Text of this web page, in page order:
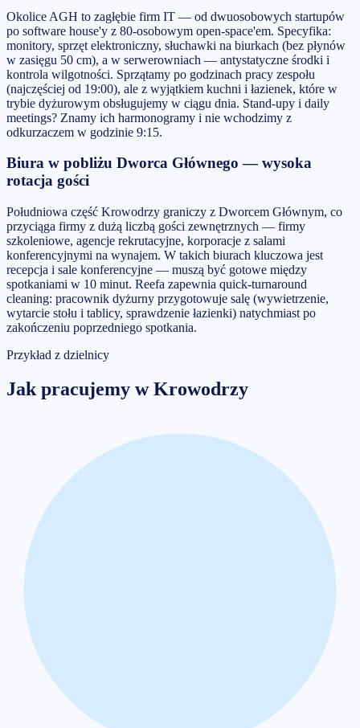
Okolice AGH to zagłębie firm IT — od dwuosobowych startupów
po software house'y z 80-osobowym open-space'em. Specyfika:
monitory, sprzęt elektroniczny, słuchawki na biurkach (bez płynów
w zasięgu 50 cm), a w serwerowniach — antystatyczne środki i
kontrola wilgotności. Sprzątamy po godzinach pracy zespołu
(najczęściej od 19:00), ale z wyjątkiem kuchni i łazienek, które w
trybie dyżurowym obsługujemy w ciągu dnia. Stand-upy i daily
meetings? Znamy ich harmonogramy i nie wchodzimy z
odkurzaczem w godzinie 9:15.
Biura w pobliżu Dworca Głównego — wysoka
rotacja gości
Południowa część Krowodrzy graniczy z Dworcem Głównym, co
przyciąga firmy z dużą liczbą gości zewnętrznych — firmy
szkoleniowe, agencje rekrutacyjne, korporacje z salami
konferencyjnymi na wynajem. W takich biurach kluczowa jest
recepcja i sale konferencyjne — muszą być gotowe między
spotkaniami w 10 minut. Reefa zapewnia quick-turnaround
cleaning: pracownik dyżurny przygotowuje salę (wywietrzenie,
wytarcie stołu i tablicy, sprawdzenie łazienki) natychmiast po
zakończeniu poprzedniego spotkania.
Przykład z dzielnicy
Jak pracujemy wKrowodrzy